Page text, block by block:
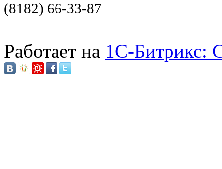
(8182) 66-33-87
Работает на 1C-Битрикс: